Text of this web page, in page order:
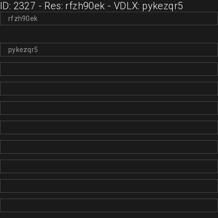
ID: 2327 - Res: rfzh90ek - VDLX: pykezqr5